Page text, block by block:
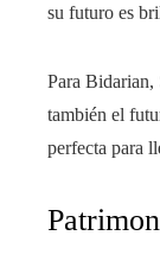
su futuro es
Para Bidarian,
también el
perfecta para